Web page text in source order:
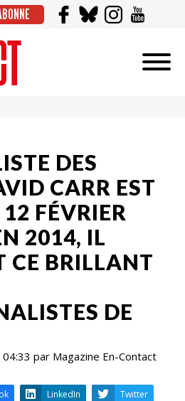
DES
CARR EST
FÉVRIER
2014, IL
CE BRILLANT
DE
par Magazine En-Contact